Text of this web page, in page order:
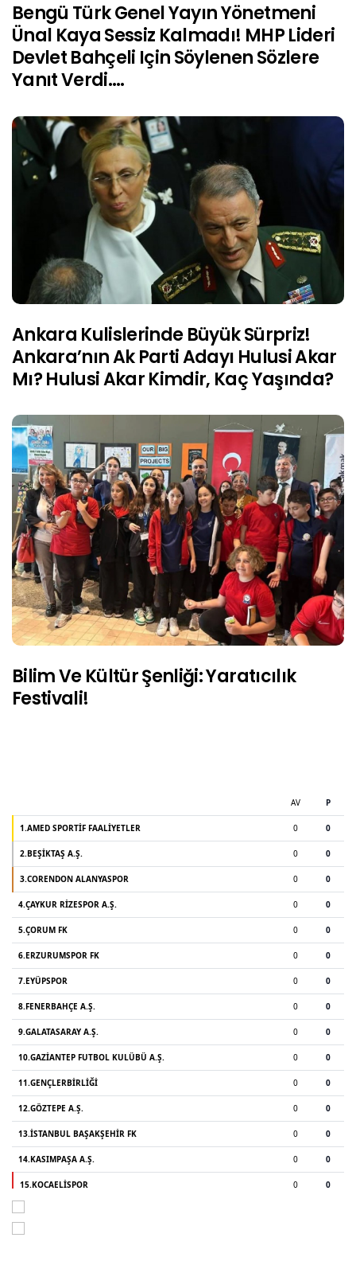
Bengü Türk Genel Yayın Yönetmeni
Ünal Kaya Sessiz Kalmadı! MHP Lideri
Devlet Bahçeli Için Söylenen Sözlere
Yanıt Verdi….
Ankara Kulislerinde Büyük Sürpriz!
Ankara’nın Ak Parti Adayı Hulusi Akar
Mı? Hulusi Akar Kimdir, Kaç Yaşında?
Bilim Ve Kültür Şenliği: Yaratıcılık
Festivali!